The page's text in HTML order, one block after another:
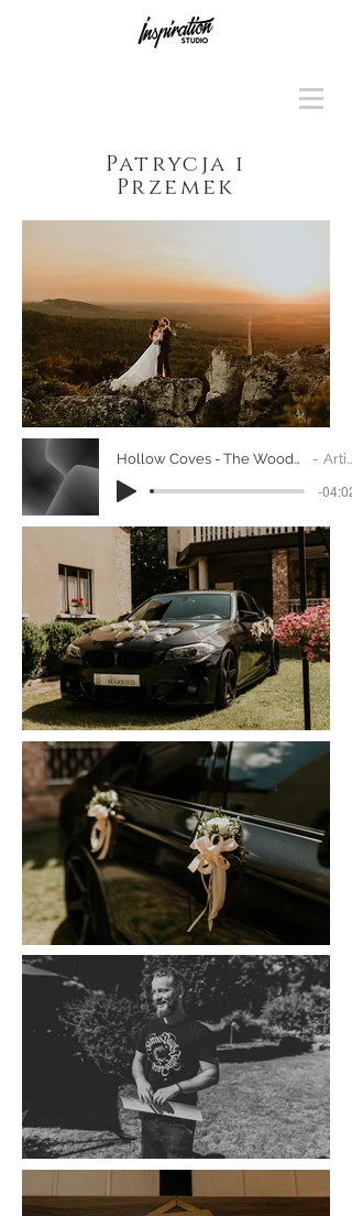
Patrycja i
Przemek
Hollow Coves - The Woods (Official Music Video)-192k Artist Name
-04:02